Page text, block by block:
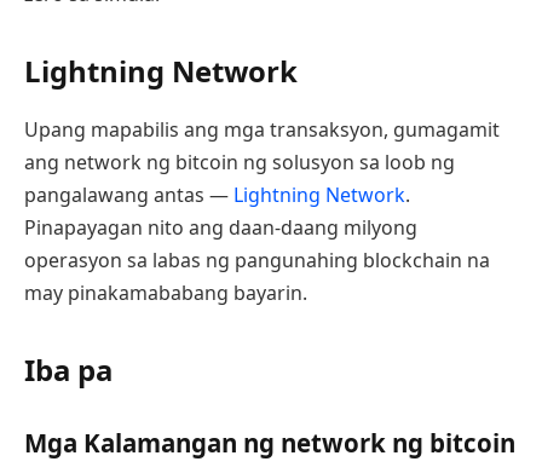
Lightning Network
Upang mapabilis ang mga transaksyon, gumagamit
ang network ng bitcoin ng solusyon sa loob ng
pangalawang antas — Lightning Network.
Pinapayagan nito ang daan-daang milyong
operasyon sa labas ng pangunahing blockchain na
may pinakamababang bayarin.
Iba pa
Mga Kalamangan ng network ng bitcoin